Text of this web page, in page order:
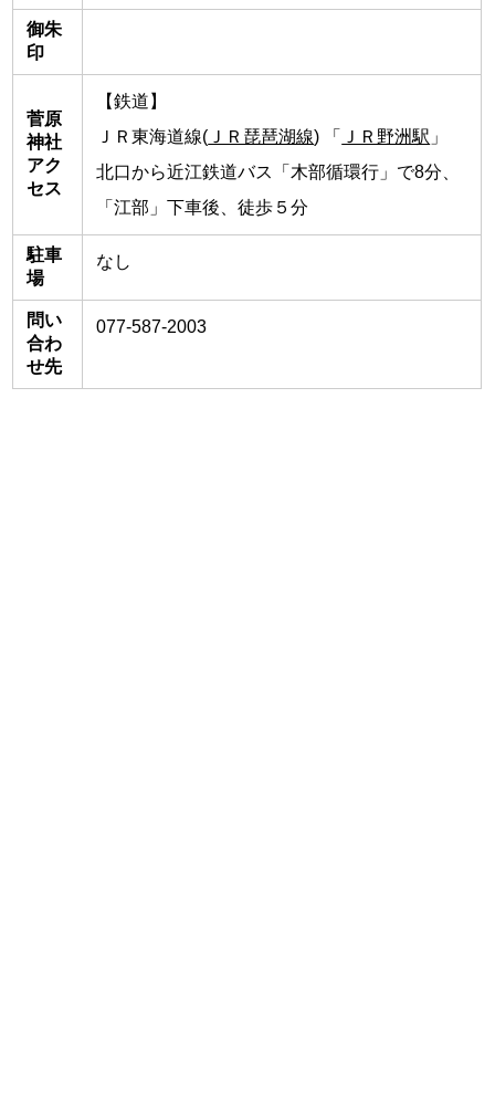
御朱
印
菅原
神社
アク
セス
【鉄道】
ＪＲ東海道線( ＪＲ琵琶湖線) 「 ＪＲ野洲駅 」
北口から近江鉄道バス「木部循環行」で8分、
「江部」下車後、徒歩５分
駐車
場
なし
問い
合わ
せ先
077-587-2003